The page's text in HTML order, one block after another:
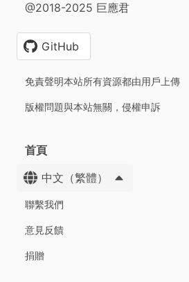
@2018-2025 巨應君
GitHub
免責聲明本站所有資源都由用戶上傳
版權問題與本站無關，侵權申訴
首頁
中文（繁體）
聯繫我們
意見反饋
捐贈